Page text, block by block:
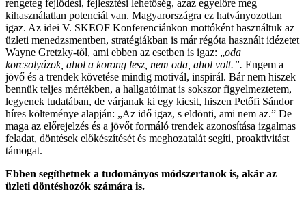
rengeteg fejlődési, fejlesztési lehetőség, azaz egyelőre még
kihasználatlan potenciál van. Magyarországra ez hatványozottan
igaz. Az idei V. SKEOF Konferenciánkon mottóként használtuk az
üzleti menedzsmentben, stratégiákban is már régóta használt idézetet
Wayne Gretzky-től, ami ebben az esetben is igaz: „oda
korcsolyázok, ahol a korong lesz, nem oda, ahol volt.”. Engem a
jövő és a trendek követése mindig motivál, inspirál. Bár nem hiszek
bennük teljes mértékben, a hallgatóimat is sokszor figyelmeztetem,
legyenek tudatában, de várjanak ki egy kicsit, hiszen Petőfi Sándor
híres költeménye alapján: „Az idő igaz, s eldönti, ami nem az.” De
maga az előrejelzés és a jövőt formáló trendek azonosítása izgalmas
feladat, döntések előkészítését és meghozatalát segíti, proaktivitást
támogat.
Ebben segíthetnek a tudományos módszertanok is, akár az
üzleti döntéshozók számára is.